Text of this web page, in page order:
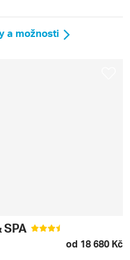
a možnosti
od 18 680 Kč